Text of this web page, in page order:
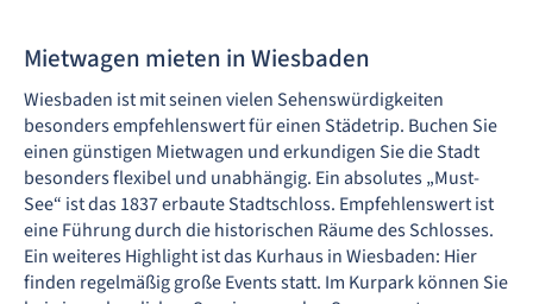
Mietwagen mieten in Wiesbaden
Wiesbaden ist mit seinen vielen Sehenswürdigkeiten
besonders empfehlenswert für einen Städetrip. Buchen Sie
einen günstigen Mietwagen und erkundigen Sie die Stadt
besonders flexibel und unabhängig. Ein absolutes „Must-
See“ ist das 1837 erbaute Stadtschloss. Empfehlenswert ist
eine Führung durch die historischen Räume des Schlosses.
Ein weiteres Highlight ist das Kurhaus in Wiesbaden: Hier
finden regelmäßig große Events statt. Im Kurpark können Sie